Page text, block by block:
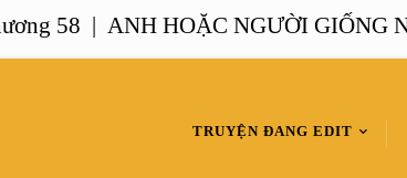
58 |ANH HOẶC NGƯỜI GIỐNG
TRUYỆN ĐANG EDIT